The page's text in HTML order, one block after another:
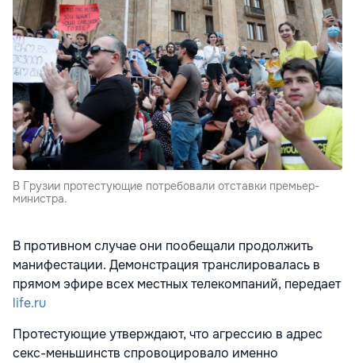
В Грузии протестующие потребовали отставки премьер-
министра.
В противном случае они пообещали продолжить
манифестации. Демонстрация транслировалась в
прямом эфире всех местных телекомпаний, передает
life.ru
Протестующие утверждают, что агрессию в адрес
секс-меньшинств спровоцировало именно